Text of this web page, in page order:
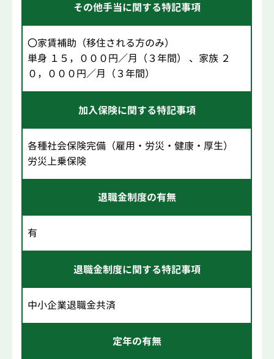
その他手当に関する特記事項
〇家賃補助（移住される方のみ）
単身 １５，０００円／月（３年間） 、家族 ２
０，０００円／月（３年間）
加入保険に関する特記事項
各種社会保険完備（雇用・労災・健康・厚生）
労災上乗保険
退職金制度の有無
有
退職金制度に関する特記事項
中小企業退職金共済
定年の有無